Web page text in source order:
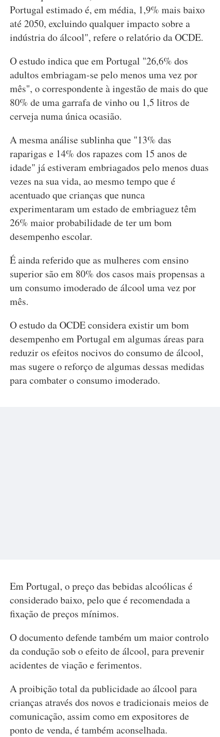
Portugal estimado é, em média, 1,9% mais baixo
até 2050, excluindo qualquer impacto sobre a
indústria do álcool", refere o relatório da OCDE.
O estudo indica que em Portugal "26,6% dos
adultos embriagam-se pelo menos uma vez por
mês", o correspondente à ingestão de mais do que
80% de uma garrafa de vinho ou 1,5 litros de
cerveja numa única ocasião.
A mesma análise sublinha que "13% das
raparigas e 14% dos rapazes com 15 anos de
idade" já estiveram embriagados pelo menos duas
vezes na sua vida, ao mesmo tempo que é
acentuado que crianças que nunca
experimentaram um estado de embriaguez têm
26% maior probabilidade de ter um bom
desempenho escolar.
É ainda referido que as mulheres com ensino
superior são em 80% dos casos mais propensas a
um consumo imoderado de álcool uma vez por
mês.
O estudo da OCDE considera existir um bom
desempenho em Portugal em algumas áreas para
reduzir os efeitos nocivos do consumo de álcool,
mas sugere o reforço de algumas dessas medidas
para combater o consumo imoderado.
Em Portugal, o preço das bebidas alcoólicas é
considerado baixo, pelo que é recomendada a
fixação de preços mínimos.
O documento defende também um maior controlo
da condução sob o efeito de álcool, para prevenir
acidentes de viação e ferimentos.
A proibição total da publicidade ao álcool para
crianças através dos novos e tradicionais meios de
comunicação, assim como em expositores de
ponto de venda, é também aconselhada.